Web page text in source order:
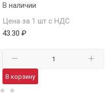
В наличии
Цена за 1 шт с НДС
43.30 ₽
В корзину